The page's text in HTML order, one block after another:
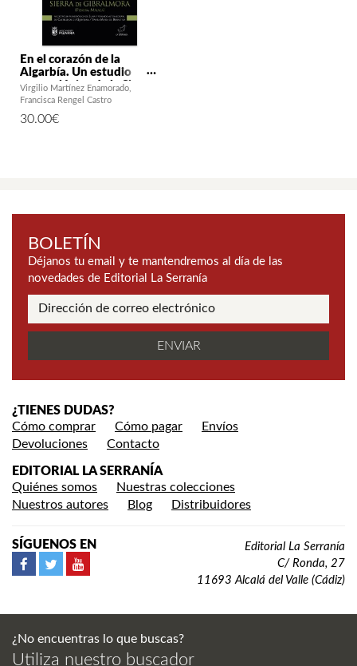
En el corazón de la
Algarbía. Un estudio
arqueológico de la Sierra
de Gibralmora (Pizarra,
Virgilio Martínez Enamorado
Francisca Rengel Castro
30.00€
BOLETÍN
Déjanos tu email y te mantendremos al día de las
novedades de Editorial La Serranía
¿TIENES DUDAS?
Cómo comprar
Cómo pagar
Envíos
Devoluciones
Contacto
EDITORIAL LA SERRANÍA
Quiénes somos
Nuestras colecciones
Nuestros autores
Blog Distribuidores
SÍGUENOS EN
Editorial La Serranía
C/ Ronda, 27
11693 Alcalá del Valle (Cádiz)
¿No encuentras lo que buscas?
Utiliza nuestro buscador